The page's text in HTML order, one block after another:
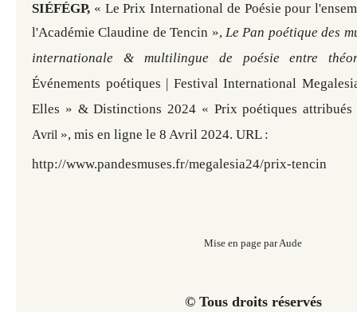
SIÉFÉGP, « Le Prix International de Poésie pour
l'Académie Claudine de Tencin »,Le Pan poétique des
internationale & multilingue de poésie entre
Événements poétiques | Festival International
Elles » &Distinctions 2024 « Prix poétiques
Avril », mis en ligne le 8 Avril 2024. URL :
http://www.pandesmuses.fr/megalesia24/prix-tencin
Mise en page par Aude
© Tous droits réservés